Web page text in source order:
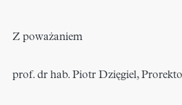
Z poważaniem
prof. dr hab. Piotr Dzięgiel,